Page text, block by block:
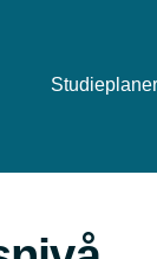
Studieplaner